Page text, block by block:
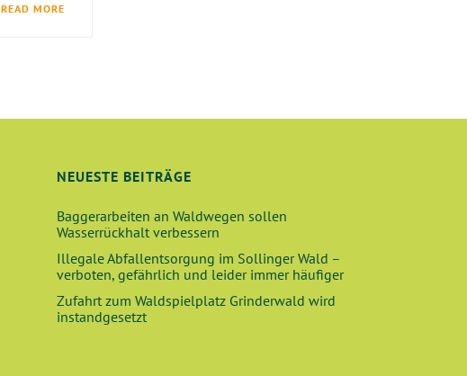
READ MORE
NEUESTE BEITRÄGE
Baggerarbeiten an Waldwegen sollen
Wasserrückhalt verbessern
Illegale Abfallentsorgung im Sollinger Wald –
verboten, gefährlich und leider immer häufiger
Zufahrt zum Waldspielplatz Grinderwald wird
instandgesetzt